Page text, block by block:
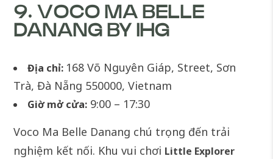
9. VOCO MA BELLE
DANANG BY IHG
Địa chỉ: 168 Võ Nguyên Giáp, Street, Sơn
Trà, Đà Nẵng 550000, Vietnam
Giờ mở cửa: 9:00 – 17:30
Voco Ma Belle Danang chú trọng đến trải
nghiệm kết nối. Khu vui chơi Little Explorer